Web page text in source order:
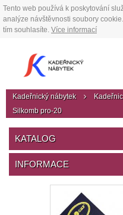
Tento web používá k poskytování
analýze návštěvnosti soubory
tím souhlasíte. Více informací
Kadeřnický nábytek
Silkomb pro-20
KATALOG
INFORMACE